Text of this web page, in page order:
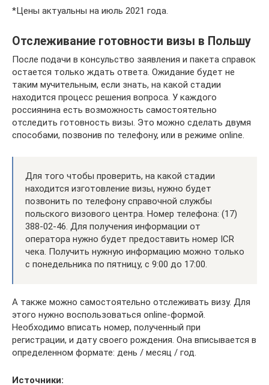
*Цены актуальны на июль 2021 года.
Отслеживание готовности визы в Польшу
После подачи в консульство заявления и пакета справок
остается только ждать ответа. Ожидание будет не
таким мучительным, если знать, на какой стадии
находится процесс решения вопроса. У каждого
россиянина есть возможность самостоятельно
отследить готовность визы. Это можно сделать двумя
способами, позвонив по телефону, или в режиме online.
Для того чтобы проверить, на какой стадии
находится изготовление визы, нужно будет
позвонить по телефону справочной службы
польского визового центра. Номер телефона: (17)
388-02-46. Для получения информации от
оператора нужно будет предоставить номер ICR
чека. Получить нужную информацию можно только
с понедельника по пятницу, с 9:00 до 17:00.
А также можно самостоятельно отслеживать визу. Для
этого нужно воспользоваться online-формой.
Необходимо вписать номер, полученный при
регистрации, и дату своего рождения. Она вписывается в
определенном формате: день / месяц / год.
Источники: